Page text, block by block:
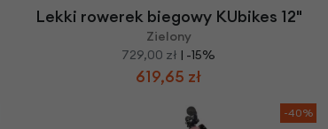
Lekki rowerek biegowy KUbikes 12"
Zielony
729,00 zł | -15%
619,65 zł
-40%